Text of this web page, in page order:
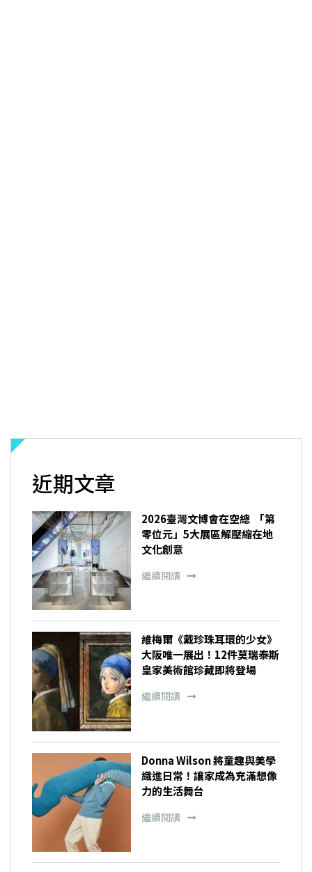
近期文章
2026臺灣文博會在空總 「第
零位元」5大展區解壓縮在地
文化創意
繼續閱讀
維梅爾《戴珍珠耳環的少女》
大阪唯一展出！12件莫瑞泰斯
皇家美術館珍藏即將登場
繼續閱讀
Donna Wilson 將童趣與美學
織進日常！讓家成為充滿想像
力的生活舞台
繼續閱讀